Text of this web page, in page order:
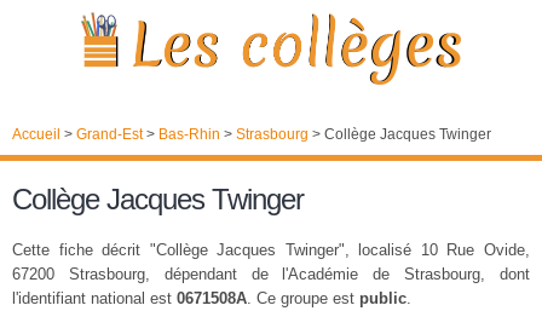
Accueil > Grand-Est> Bas-Rhin > Strasbourg > Collège Jacques Twinger
Collège Jacques Twinger
Cette fiche décrit "Collège Jacques Twinger", localisé 10 Rue Ovide,
67200 Strasbourg, dépendant de l'Académie de Strasbourg, dont
l'identifiant national est 0671508A. Ce groupe est public.